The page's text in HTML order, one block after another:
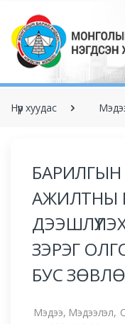
Нүүр хуудас
АЖИЛТНЫ
ЗЭРЭГ
БУС
Мэдээ, Мэдээлэл,